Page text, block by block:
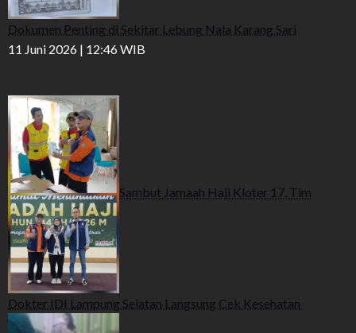
Dokumen Penting di Sekitar Lebung Nala Karang Sari
11 Juni 2026 | 12:46 WIB
Sambut Jamaah Haji Kloter 17, Tim
Dokter IDI Lampung Selatan Langsung Cek Kesehatan